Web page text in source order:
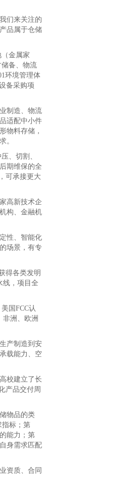
们来关注的
品属于仓储
金属家
备、物流
环境管理体
备采购项
制造、物流
适配中小件
物料存储，
。
、切割、
期维保的全
可承接更大
高新技术企
构、金融机
性、智能化
场景，有专
得各类发明
线，项目全
国FCC认
非洲、欧洲
产制造到安
载能力、空
校建立了长
产品交付周
物品的类
指标；第
能力；第
身需求匹配
资质、合同